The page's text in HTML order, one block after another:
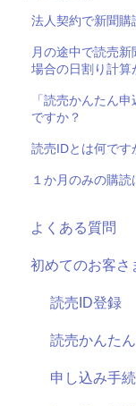
法人契約で新聞購
月の途中で読売
場合の日割り計算
「読売かんたん
ですか？
読売IDとは何です
１か月のみの購読
よくある質問
初めてのお客
読売ID登録
読売かんた
申し込み手